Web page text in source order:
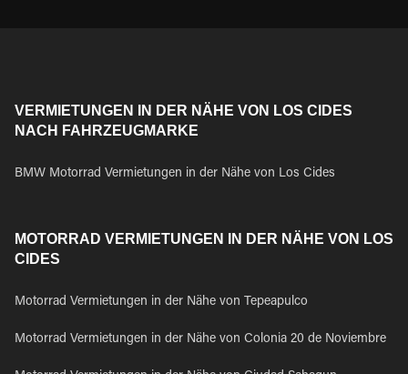
VERMIETUNGEN IN DER NÄHE VON LOS CIDES
NACH FAHRZEUGMARKE
BMW Motorrad Vermietungen in der Nähe von Los Cides
MOTORRAD VERMIETUNGEN IN DER NÄHE VON LOS
CIDES
Motorrad Vermietungen in der Nähe von Tepeapulco
Motorrad Vermietungen in der Nähe von Colonia 20 de Noviembre